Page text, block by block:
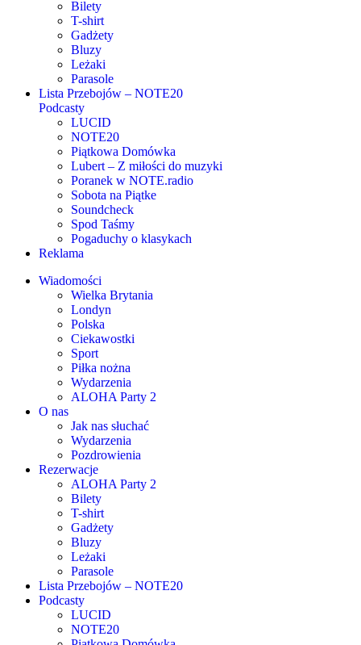
Bilety
T-shirt
Gadżety
Bluzy
Leżaki
Parasole
Lista Przebojów – NOTE20
Podcasty
LUCID
NOTE20
Piątkowa Domówka
Lubert – Z miłości do muzyki
Poranek w NOTE.radio
Sobota na Piątke
Soundcheck
Spod Taśmy
Pogaduchy o klasykach
Reklama
Wiadomości
Wielka Brytania
Londyn
Polska
Ciekawostki
Sport
Piłka nożna
Wydarzenia
ALOHA Party 2
O nas
Jak nas słuchać
Wydarzenia
Pozdrowienia
Rezerwacje
ALOHA Party 2
Bilety
T-shirt
Gadżety
Bluzy
Leżaki
Parasole
Lista Przebojów – NOTE20
Podcasty
LUCID
NOTE20